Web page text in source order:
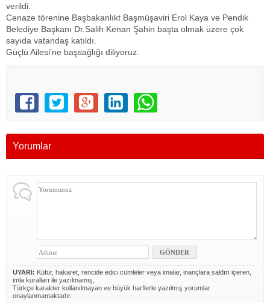
verildi.
Cenaze törenine Başbakanlıkt Başmüşaviri Erol Kaya ve Pendik
Belediye Başkanı Dr.Salih Kenan Şahin başta olmak üzere çok
sayıda vatandaş katıldı.
Güçlü Ailesi’ne başsağlığı diliyoruz.
Yorumlar
UYARI: Küfür, hakaret, rencide edici cümleler veya imalar, inançlara saldırı içeren,
imla kuralları ile yazılmamış,
Türkçe karakter kullanılmayan ve büyük harflerle yazılmış yorumlar
onaylanmamaktadır.